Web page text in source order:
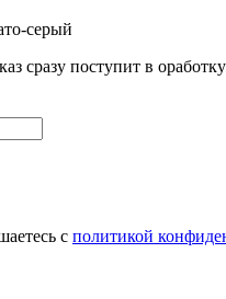
серый
сразу поступит в
с политикой